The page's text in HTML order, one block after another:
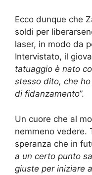
Ecco dunque che
soldi per
laser, in modo da
Intervistato, il
tatuaggio è nato
stesso dito, che
di fidanzamento”.
Un cuore che al
nemmeno vedere.
speranza che in
a un certo punto
giuste per iniziare